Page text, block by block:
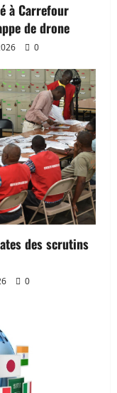
à Carrefour
de drone
0
des scrutins
0